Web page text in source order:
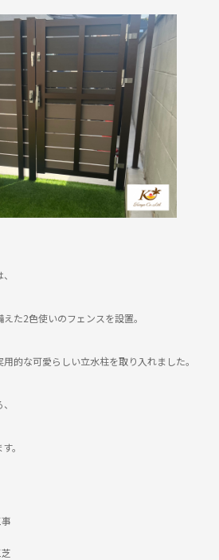
えた2色使いのフェンスを設置。
的な可愛らしい立水柱を取り入れました。
。